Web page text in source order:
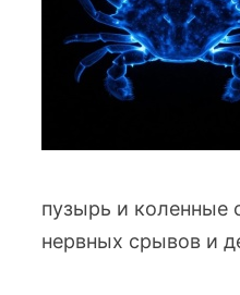
пузырь и коленные
нервных срывов и